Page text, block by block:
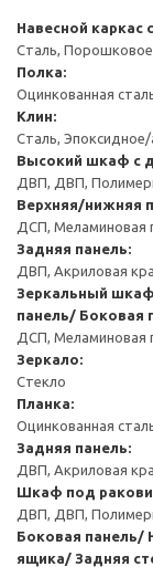
Навесной каркас
Сталь,
Полка:
Оцинкованная
Клин:
Сталь,
Высокий шкаф с
ДВП, ДВП,
Верхняя/нижняя
ДСП, Меламиновая
Задняя панель:
ДВП, Акриловая
Зеркальный
панель/ Боковая
ДСП, Меламиновая
Зеркало:
Стекло
Планка:
Оцинкованная
Задняя панель:
ДВП, Акриловая
Шкаф под
ДВП, ДВП,
Боковая панель/
ящика/ Задняя